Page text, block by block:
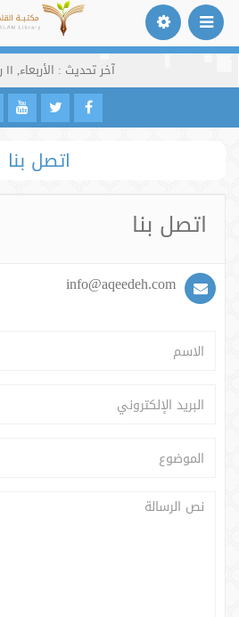
آخر تحديث : الأربعاء, ١١ ربيع أول ١٤٤٢هـ
اتصل بنا
اتصل بنا
info@aqeedeh.com